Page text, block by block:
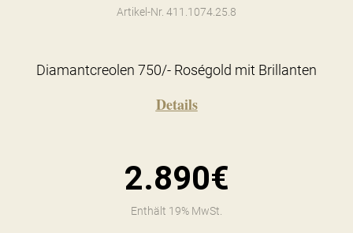
Artikel-Nr. 411.1074.25.8
Diamantcreolen 750/- Roségold mit Brillanten
Details
2.890€
Enthält 19% MwSt.